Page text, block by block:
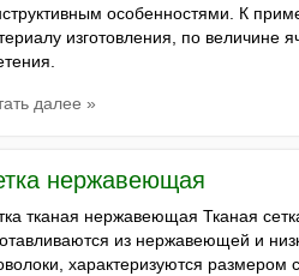
особенностями. К
изготовления, по величине
далее »
нержавеющая
тканая нержавеющая Тканая
из нержавеющей и
характеризуются размером